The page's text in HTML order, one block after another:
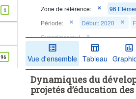
1
96
Zone de référence: 96
Période:
Début: 2020
Supprimer tout
Vue d'ensemble Tableau
Dynamiques du
projetés d’éducation